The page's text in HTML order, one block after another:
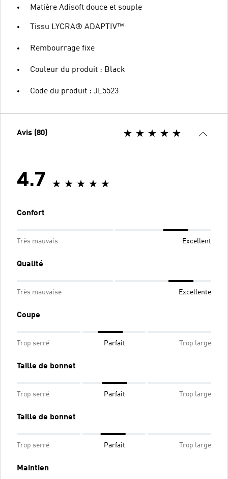
Matière Adisoft douce et souple
Tissu LYCRA® ADAPTIV™
Rembourrage fixe
Couleur du produit : Black
Code du produit : JL5523
Avis (80)
4.7
Confort
Très mauvais Excellent
Qualité
Très mauvaise Excellente
Coupe
Trop serré Parfait Trop large
Taille de bonnet
Trop serré Parfait Trop large
Taille de bonnet
Trop serré Parfait Trop large
Maintien